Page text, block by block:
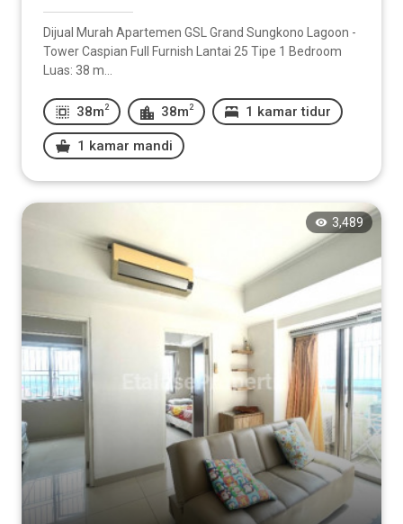
Dijual Murah Apartemen GSL Grand Sungkono Lagoon -
Tower Caspian Full Furnish Lantai 25 Tipe 1 Bedroom
Luas: 38 m...
38m 2 38m 2 1 kamar tidur
1 kamar mandi
3,489